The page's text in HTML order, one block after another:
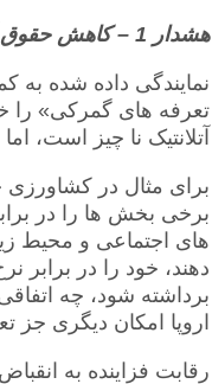
هشدار 1 – کاهش حقوق
تعرفه های گمرکی» را
آتلانتیک نا چیز است،
برخی بخش ها را در
های اجتماعی و محیط
دهند، خود را در برابر
برداشته شود، چه
اروپا امکان دیگری جز
رقابت فزاینده به